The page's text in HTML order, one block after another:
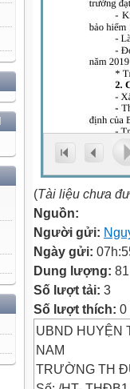
(Tài liệu chưa
Nguồn:
Người gửi:
Ngày gửi:
Dung lượng:
Số lượt tải: 3
Số lượt thích: 0
UBND HUYỆN
NAM
TRƯỜNG TH